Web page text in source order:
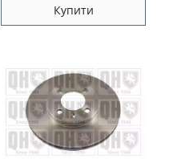
Купити